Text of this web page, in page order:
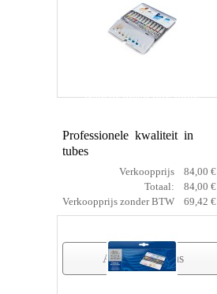
Winsor metal box tubes
Professionele kwaliteit in
tubes
Verkoopprijs
84,00 €
Totaal:
84,00 €
Verkoopprijs zonder BTW
69,42 €
Artikelgegevens